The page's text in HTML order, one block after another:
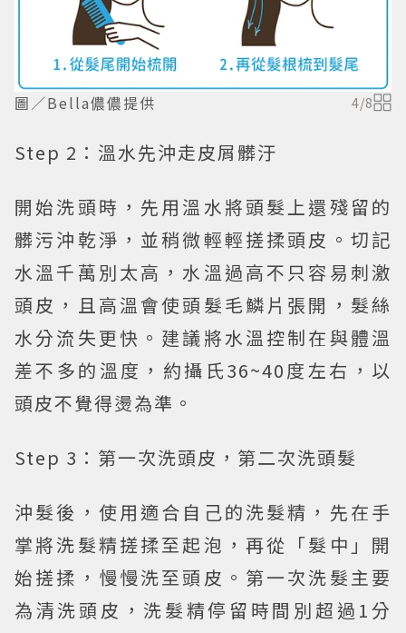
圖／Bella儂儂提供 4/8
Step 2：溫水先沖走皮屑髒汙
開始洗頭時，先用溫水將頭髮上還殘留的
髒污沖乾淨，並稍微輕輕搓揉頭皮。切記
水溫千萬別太高，水溫過高不只容易刺激
頭皮，且高溫會使頭髮毛鱗片張開，髮絲
水分流失更快。建議將水溫控制在與體溫
差不多的溫度，約攝氏36~40度左右，以
頭皮不覺得燙為準。
Step 3：第一次洗頭皮，第二次洗頭髮
沖髮後，使用適合自己的洗髮精，先在手
掌將洗髮精搓揉至起泡，再從「髮中」開
始搓揉，慢慢洗至頭皮。第一次洗髮主要
為清洗頭皮，洗髮精停留時間別超過1分